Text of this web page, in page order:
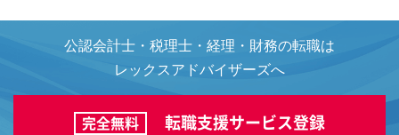
公認会計士・税理士・経理・財務の転職は
レックスアドバイザーズへ
完全無料 転職支援サービス登録